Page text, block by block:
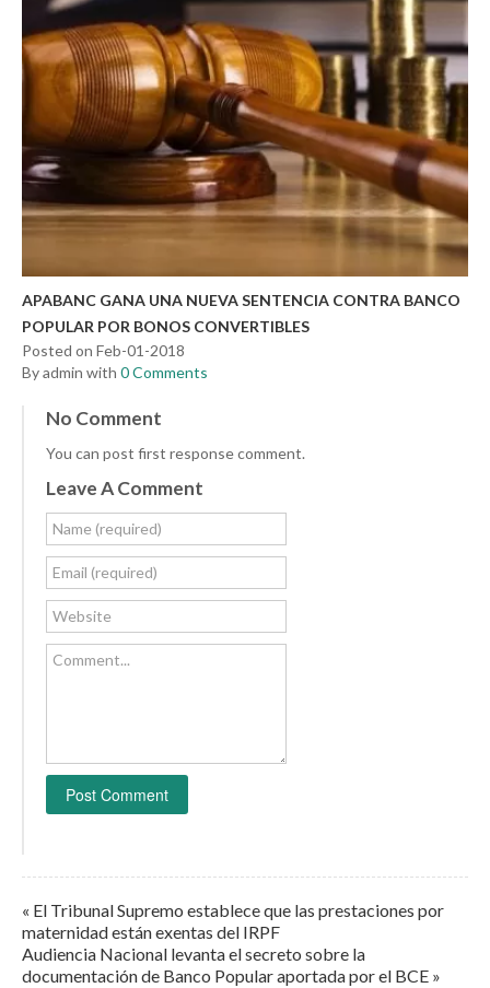
APABANC GANA UNA NUEVA SENTENCIA CONTRA BANCO
POPULAR POR BONOS CONVERTIBLES
Posted on Feb-01-2018
By admin with 0 Comments
No Comment
You can post first response comment.
Leave A Comment
Name (required)
Email (required)
Website
Comment...
« El Tribunal Supremo establece que las prestaciones por
maternidad están exentas del IRPF
Audiencia Nacional levanta el secreto sobre la
documentación de Banco Popular aportada por el BCE »